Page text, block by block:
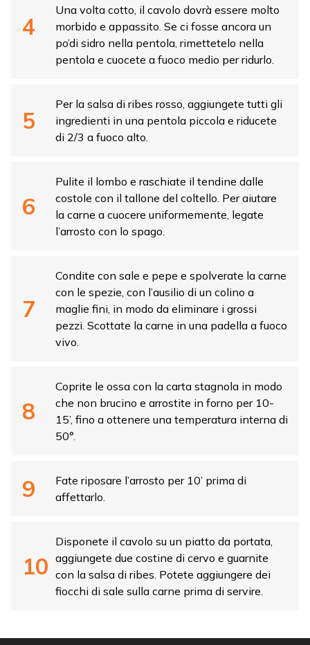
Una volta cotto, il cavolo dovrà essere molto
morbido e appassito. Se ci fosse ancora un
po’di sidro nella pentola, rimettetelo nella
pentola e cuocete a fuoco medio per ridurlo.
Per la salsa di ribes rosso, aggiungete tutti gli
ingredienti in una pentola piccola e riducete
di 2/3 a fuoco alto.
Pulite il lombo e raschiate il tendine dalle
costole con il tallone del coltello. Per aiutare
la carne a cuocere uniformemente, legate
l’arrosto con lo spago.
Condite con sale e pepe e spolverate la carne
con le spezie, con l’ausilio di un colino a
maglie fini, in modo da eliminare i grossi
pezzi. Scottate la carne in una padella a fuoco
vivo.
Coprite le ossa con la carta stagnola in modo
che non brucino e arrostite in forno per 10-
15’, fino a ottenere una temperatura interna di
50°.
Fate riposare l’arrosto per 10’ prima di
affettarlo.
Disponete il cavolo su un piatto da portata,
aggiungete due costine di cervo e guarnite
con la salsa di ribes. Potete aggiungere dei
fiocchi di sale sulla carne prima di servire.